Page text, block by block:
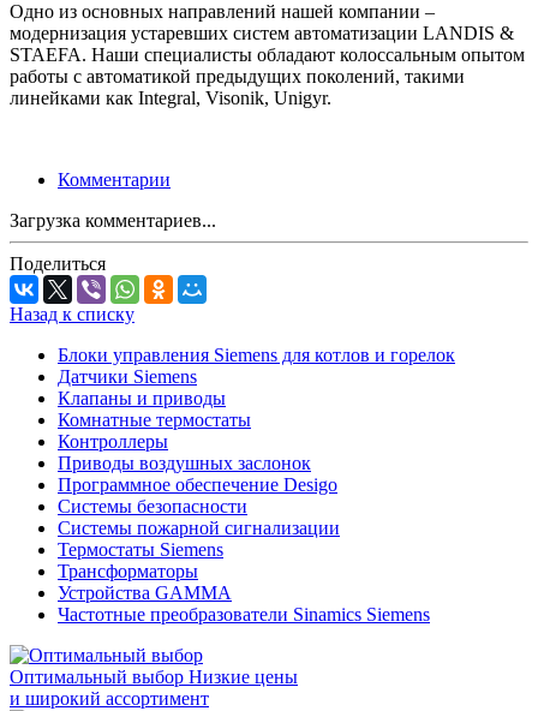
Одно из основных направлений нашей компании –
модернизация устаревших систем автоматизации LANDIS &
STAEFA. Наши специалисты обладают колоссальным опытом
работы с автоматикой предыдущих поколений, такими
линейками как Integral, Visonik, Unigyr.
Комментарии
Загрузка комментариев...
Поделиться
Назад к списку
Блоки управления Siemens для котлов и горелок
Датчики Siemens
Клапаны и приводы
Комнатные термостаты
Контроллеры
Приводы воздушных заслонок
Программное обеспечение Desigo
Системы безопасности
Системы пожарной сигнализации
Термостаты Siemens
Трансформаторы
Устройства GAMMA
Частотные преобразователи Sinamics Siemens
Оптимальный выбор Низкие цены
и широкий ассортимент